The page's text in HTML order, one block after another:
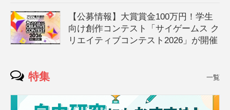
【公募情報】大賞賞金100万円！学生
向け創作コンテスト「サイゲームス ク
リエイティブコンテスト2026」が開催
特集 一覧